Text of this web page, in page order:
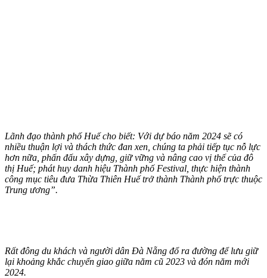
Lãnh đạo thành phố Huế cho biết: Với dự báo năm 2024 sẽ có
nhiều thuận lợi và thách thức đan xen, chúng ta phải tiếp tục nỗ lực
hơn nữa, phấn đấu xây dựng, giữ vững và nâng cao vị thế của đô
thị Huế; phát huy danh hiệu Thành phố Festival, thực hiện thành
công mục tiêu đưa Thừa Thiên Huế trở thành Thành phố trực thuộc
Trung ương”.
Rất đông du khách và người dân Đà Nẵng đổ ra đường để lưu giữ
lại khoảng khắc chuyển giao giữa năm cũ 2023 và đón năm mới
2024.